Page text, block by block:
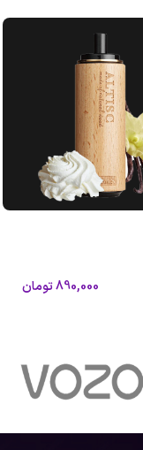
890,000تومان